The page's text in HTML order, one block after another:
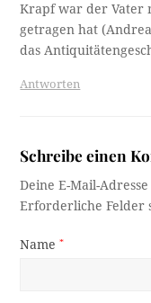
Krapf war der Vater
getragen hat
das
Antworten
Schreibe einen
Deine E-Mail-
Erforderliche Felder
Name*